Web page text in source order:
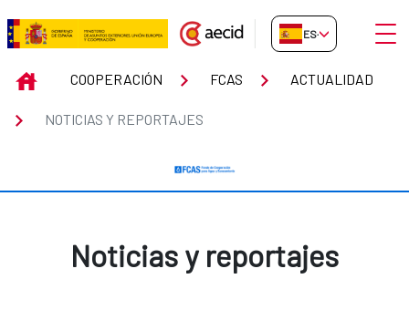
Saltar al contenido principal
Noticias y reportajes
ES-ES Abrir
INICIOCOOPERACIÓN FCAS ACTUALIDAD
NOTICIAS Y REPORTAJES
Noticias y reportajes